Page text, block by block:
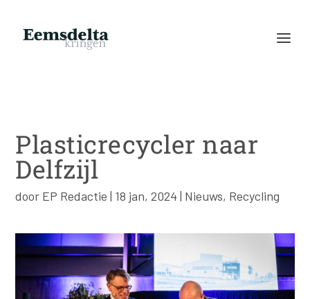
Plasticrecycler naar
Delfzijl
door EP Redactie | 18 jan, 2024| Nieuws, Recycling